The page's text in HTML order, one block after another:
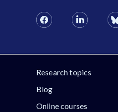
Research topics
Blog
Online courses